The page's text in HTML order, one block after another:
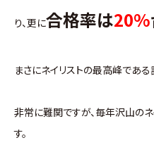
り、更に合格率は20%
まさにネイリストの最高峰である
非常に難関ですが、毎年沢山の
す。